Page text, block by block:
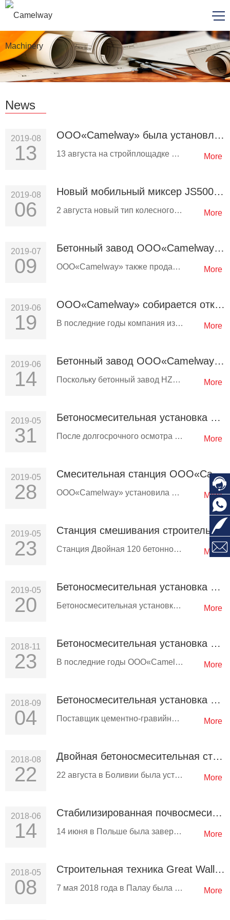
News
2019-08
13
ООО«Camelway» была установлена на смесительной станции HZS90 в Люпаньшуй, Гуйчжоу
13 августа на стройплощадке Liupanshui пришло известие о том, что ООО«Camelway» была установлена для бетоносмесительной… More
2019-08
06
Новый мобильный миксер JS500 отправлен в Таджикистан
2 августа новый тип колесного мобильного миксера JS500, разработанный компанией ООО«Camelway», был загружен в контейнер… More
2019-07
09
Бетонный завод ООО«Camelway» HZS25 продана в Танзанию
ООО«Camelway» также продала ряд бетоносмесительных станций HZS25 Танзании.Клиенты Танзании хотят построить дом в своем… More
2019-06
19
ООО«Camelway» собирается открыть офис в Узбекистане
В последние годы компания изучает рынок Узбекистана, и по состоянию на июнь этого года компания продала шесть… More
2019-06
14
Бетонный завод ООО«Camelway» продана в Узбекистан
Поскольку бетонный завод HZS50 был отправлен в Узбекистан в мае этого года, сегодня это шестая бетоносмесительная… More
2019-05
31
Бетоносмесительная установка HZS25 отправлена в Алжир
После долгосрочного осмотра алжирский посредник приобрел бетонный завод компании HZS25 в мае этого года. Сегодня… More
2019-05
28
Смесительная станция ООО«Camelway» HZS50 продана в Узбекистан
ООО«Camelway» установила долгосрочные отношения сотрудничества с узбекскими заказчиками. Установленная сегодня бетоносме… More
2019-05
23
Станция смешивания строительной техники ООО«Camelway» помогает высокоскоростному проекту Сычуань Джиу Миан
Станция Двойная 120 бетонного производства компании ООО«Camelway» помогла проекту «Сычуань Джиу Мянь». С начала… More
2019-05
20
Бетоносмесительная установка HZS25 прибыла в Перу
Бетоносмесительная установка ООО«Camelway» HZS25 прибыла в Перу, чтобы приступить к монтажу. Заказчик доволен… More
2018-11
23
Бетоносмесительная установка HZS50 завершила монтаж в Гане
В последние годы ООО«Camelway» предоставила множество бетонных производственных мощностей для местных компаний и… More
2018-09
04
Бетоносмесительная установка HZS35 продана в Оман
Поставщик цементно-гравийного заполнителя в Омане приобрел бетоносмесительную установку HZS35 у ООО«Camelway» для… More
2018-08
22
Двойная бетоносмесительная станция JS750 завершила монтаж в Боливии
22 августа в Боливии была установлена двойная бетоносмесительная установка JS750 компании ООО«Camelway». Смесительная… More
2018-06
14
Стабилизированная почвосмесительная станция запущена в производство в Польше
14 июня в Польше была завершена и успешно введена в эксплуатацию станция для смешивания стабильных грунтов на Станции… More
2018-05
08
Строительная техника Great Wall помогает проекту жилищного строительства на Палау
7 мая 2018 года в Палау была установлена бетоносмесительная установка HZS25 компании ООО«Camelway».У клиентов Палау… More



